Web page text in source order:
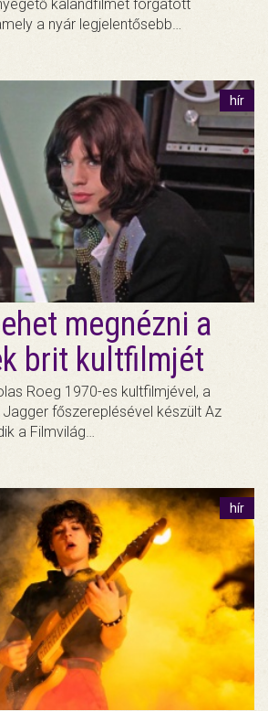
kalandfilmet forgatott
a nyár legjelentősebb…
hír
megnézni a
brit kultfilmjét
Roeg 1970-es kultfilmjével, a
főszereplésével készült Az
a Filmvilág…
hír